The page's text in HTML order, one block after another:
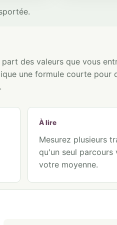
part des valeurs que vous
une formule courte pour
À lire
Mesurez plusieurs
qu'un seul parcours
votre moyenne.